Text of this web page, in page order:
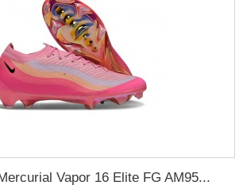
Vapor 16 Elite FG AM95...